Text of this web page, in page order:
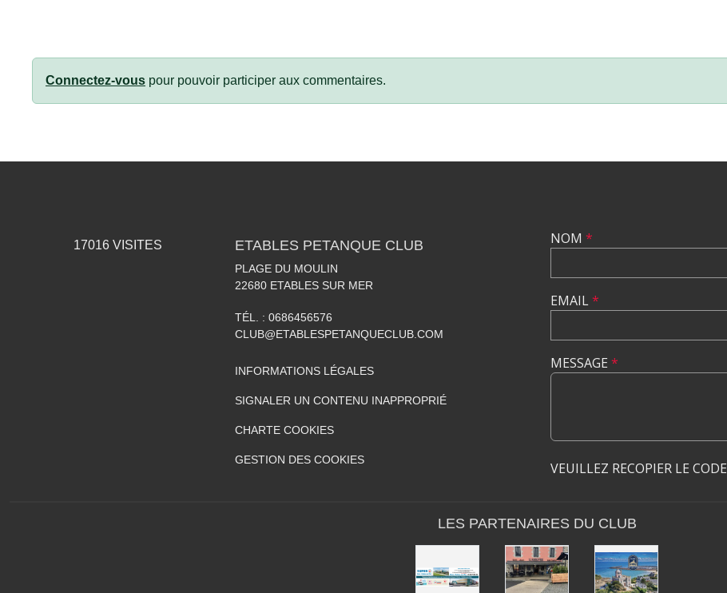
Connectez-vous pour pouvoir participer aux commentaires.
17016VISITES ETABLES PETANQUE CLUB
PLAGE DU MOULIN
22680 ETABLES SUR MER
TÉL. : 0686456576
CLUB@ETABLESPETANQUECLUB.COM
INFORMATIONS LÉGALES
SIGNALER UN CONTENU INAPPROPRIÉ
CHARTE COOKIES
GESTION DES COOKIES
NOM *
EMAIL*
MESSAGE *
VEUILLEZ RECOPIER LE CODE
LES PARTENAIRES DU CLUB